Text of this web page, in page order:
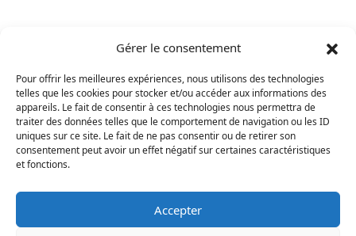
Gérer le consentement
Pour offrir les meilleures expériences, nous utilisons des technologies
telles que les cookies pour stocker et/ou accéder aux informations des
appareils. Le fait de consentir à ces technologies nous permettra de
traiter des données telles que le comportement de navigation ou les ID
uniques sur ce site. Le fait de ne pas consentir ou de retirer son
consentement peut avoir un effet négatif sur certaines caractéristiques
et fonctions.
Accepter